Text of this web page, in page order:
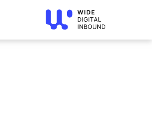
Home» Blog
»